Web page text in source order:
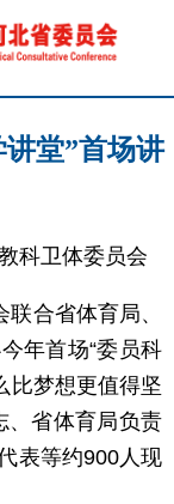
堂”首场讲
科卫体委员会
合省体育局、
年首场“委员科
比梦想更值得坚
、省体育局负责
表等约900人现